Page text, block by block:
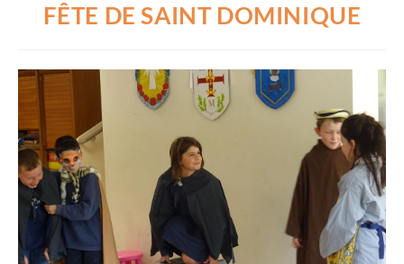
FÊTE DE SAINT DOMINIQUE